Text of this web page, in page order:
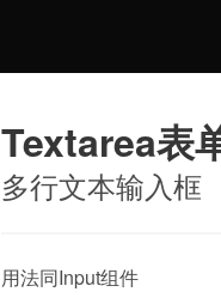
Textarea表
多行文本输入框
用法同Input组件